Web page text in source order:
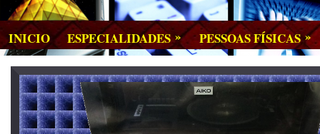
INICIO ESPECIALIDADES » PESSOAS FÍSICAS »